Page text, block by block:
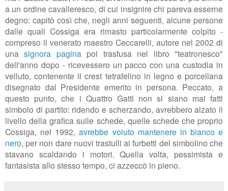
a un ordine cavalleresco, di cui insignire chi pareva esserne
degno: capitò così che, negli anni seguenti, alcune persone
dalle quali Cossiga era rimasto particolarmente colpito -
compreso il venerato maestro Ceccarelli, autore nel 2002 di
unasignora paginapoi trasfusa nel libro "teatronesco"
dell'anno dopo - ricevessero un pacco con una custodia in
velluto, contenente il crest tetrafelino in legno e porcellana
disegnato dal Presidente emerito in persona. Peccato, a
questo punto, che i Quattro Gatti non si siano mai fatti
simbolo di partito: ridendo e scherzando, avrebbero alzato il
livello della grafica sulle schede, quelle schede che proprio
Cossiga, nel 1992,avrebbe voluto mantenere in bianco e
nero, per non dare nuovi trastulli ai furbetti del simbolino che
stavano scaldando i motori. Quella volta, pessimista e
fantasista allo stesso tempo, ci azzeccò in pieno.